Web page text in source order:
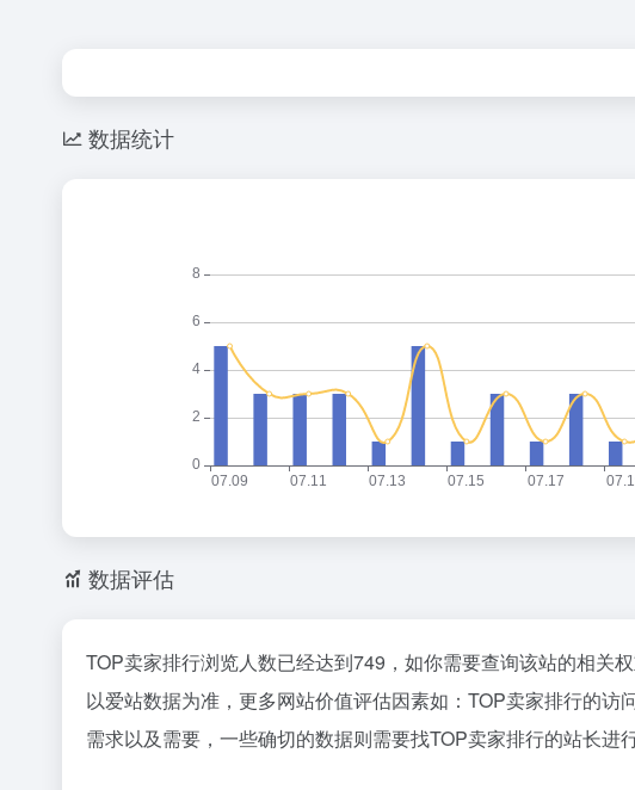
数据统计
数据评估
TOP卖家排行浏览人数已经达到749，如你需要查询该站的相关
以爱站数据为准，更多网站价值评估因素如：TOP卖家排行的
需求以及需要，一些确切的数据则需要找TOP卖家排行的站长进